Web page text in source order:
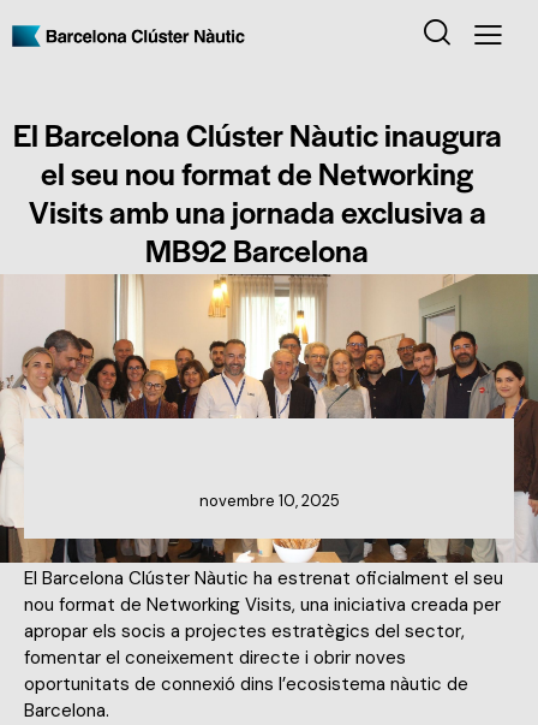
El Barcelona Clúster Nàutic inaugura
el seu nou format de Networking
Visits amb una jornada exclusiva a
MB92 Barcelona
novembre 10, 2025
El Barcelona Clúster Nàutic ha estrenat oficialment el seu
nou format de Networking Visits, una iniciativa creada per
apropar els socis a projectes estratègics del sector,
fomentar el coneixement directe i obrir noves
oportunitats de connexió dins l’ecosistema nàutic de
Barcelona.